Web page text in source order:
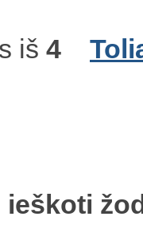
iš 4
ieškoti